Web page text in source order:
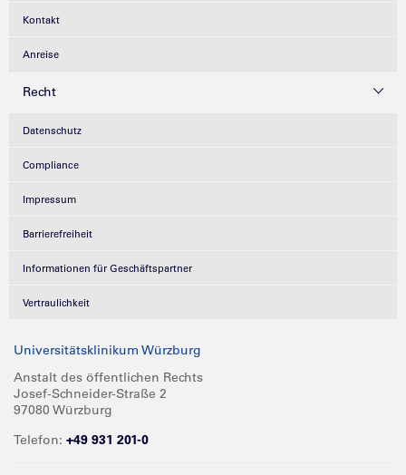
Kontakt
Anreise
Recht
Datenschutz
Compliance
Impressum
Barrierefreiheit
Informationen für Geschäftspartner
Vertraulichkeit
Universitätsklinikum Würzburg
Anstalt des öffentlichen Rechts
Josef-Schneider-Straße 2
97080 Würzburg
Telefon: +49 931 201-0